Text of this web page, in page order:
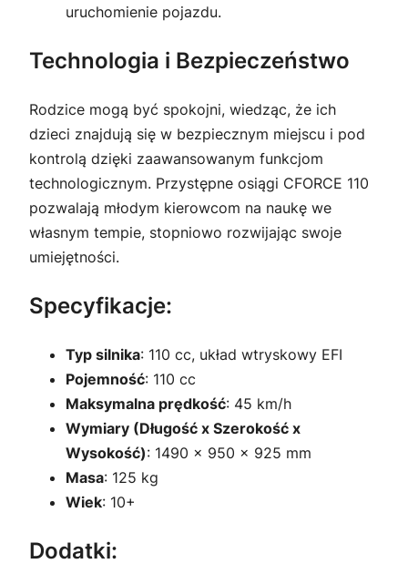
uruchomienie pojazdu.
Technologia i Bezpieczeństwo
Rodzice mogą być spokojni, wiedząc, że ich
dzieci znajdują się w bezpiecznym miejscu i pod
kontrolą dzięki zaawansowanym funkcjom
technologicznym. Przystępne osiągi CFORCE 110
pozwalają młodym kierowcom na naukę we
własnym tempie, stopniowo rozwijając swoje
umiejętności.
Specyfikacje:
Typ silnika: 110 cc, układ wtryskowy EFI
Pojemność: 110 cc
Maksymalna prędkość: 45 km/h
Wymiary (Długość x Szerokość x
Wysokość): 1490 x 950 x 925 mm
Masa: 125 kg
Wiek: 10+
Dodatki: